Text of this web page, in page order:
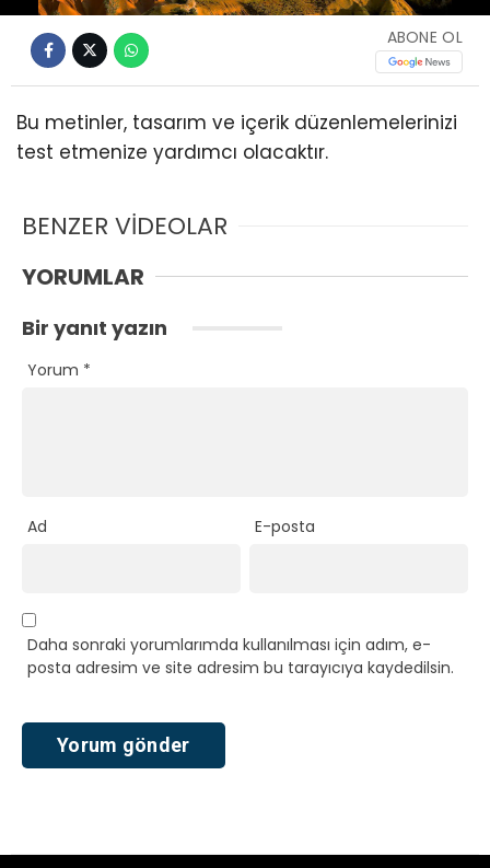
ABONE OL
Bu metinler, tasarım ve içerik düzenlemelerinizi
test etmenize yardımcı olacaktır.
BENZER VİDEOLAR
YORUMLAR
Bir yanıt yazın
Yorum *
Ad E-posta
Daha sonraki yorumlarımda kullanılması için adım, e-
posta adresim ve site adresim bu tarayıcıya kaydedilsin.